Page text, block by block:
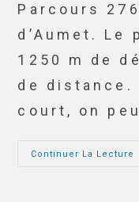
Parcours
d’Aumet.
1250 m de
de distance.
court, on
Continuer La Lecture